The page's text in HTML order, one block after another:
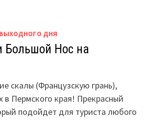
ДНЯ
Большой Нос на
скалы (Французскую грань),
в Пермского края! Прекрасный
подойдет для туриста любого